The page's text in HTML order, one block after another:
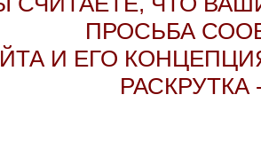
ПРОСЬБА
И ЕГО
РАСКРУТКА